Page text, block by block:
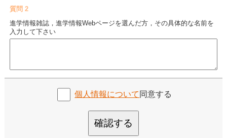
質問 2
進学情報雑誌，進学情報Webページを選んだ方，その具体的な名前を
入力して下さい
個人情報について 同意する
確認する